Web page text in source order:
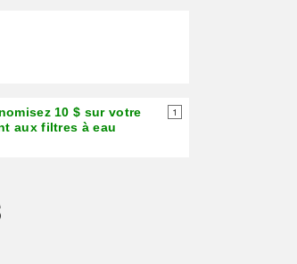
10 $ sur votre
aux filtres à eau
1